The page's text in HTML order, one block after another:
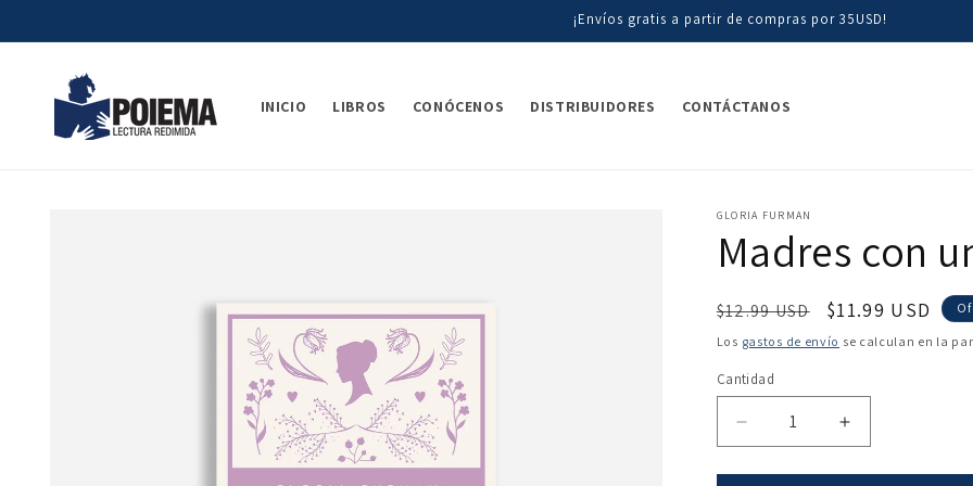
al contenido
¡Envíos gratis a partir de compras por 35USD!
INICIO LIBROS CONÓCENOS DISTRIBUIDORES CONTÁCTANOS
GLORIA FURMAN
Madres con
Precio
habitual
$12.99 USD
Precio
de
$11.99 USD
Los gastos de envío se calculan en la
Cantidad
Reducir
cantidad
para
Aumentar
cantidad
para